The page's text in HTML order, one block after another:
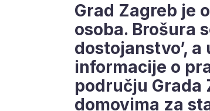
Grad Zagreb je
osoba. Brošura
dostojanstvo’,
informacije o
području Grada
domovima za